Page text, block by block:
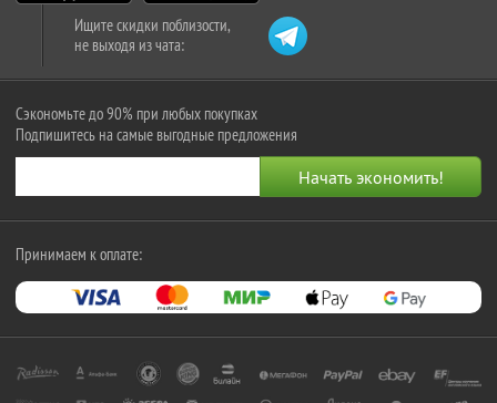
Ищите скидки поблизости,
не выходя из чата:
Сэкономьте до 90% при любых покупках
Подпишитесь на самые выгодные предложения
Принимаем к оплате: